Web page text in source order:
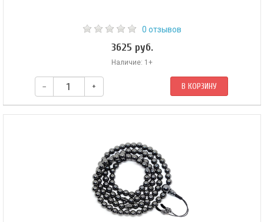
0 отзывов
3625 руб.
Наличие: 1+
– + В КОРЗИНУ
Буддийские четки из матового аметиста малые. Четки собраны из 27